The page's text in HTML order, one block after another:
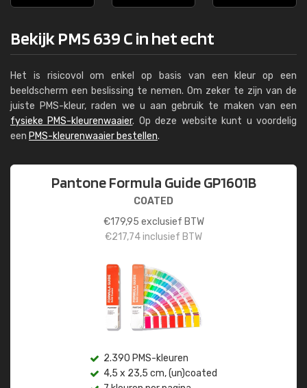
Bekijk PMS 639 C in het echt
Het is risicovol om enkel op basis van een kleur op een
beeldscherm een beslissing te nemen. Om zeker te zijn van de
juiste PMS-kleur, raden we u aan gebruik te maken van een
fysieke PMS-kleurenwaaier. Op deze website kunt u voordelig
een PMS-kleurenwaaier bestellen.
Pantone Formula Guide GP1601B
COATED
€179,95 exclusief BTW
€217,74inclusief BTW
2.390 PMS-kleuren
4,5 x 23,5 cm, (un)coated